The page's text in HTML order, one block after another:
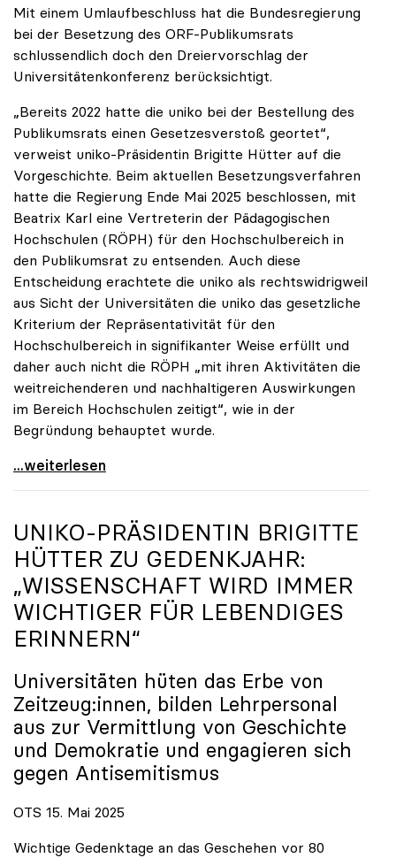
Mit einem Umlaufbeschluss hat die Bundesregierung
bei der Besetzung des ORF-Publikumsrats
schlussendlich doch den Dreiervorschlag der
Universitätenkonferenz berücksichtigt.
„Bereits 2022 hatte die uniko bei der Bestellung des
Publikumsrats einen Gesetzesverstoß geortet“,
verweist uniko-Präsidentin Brigitte Hütter auf die
Vorgeschichte. Beim aktuellen Besetzungsverfahren
hatte die Regierung Ende Mai 2025 beschlossen, mit
Beatrix Karl eine Vertreterin der Pädagogischen
Hochschulen (RÖPH) für den Hochschulbereich in
den Publikumsrat zu entsenden. Auch diese
Entscheidung erachtete die uniko als rechtswidrigweil
aus Sicht der Universitäten die uniko das gesetzliche
Kriterium der Repräsentativität für den
Hochschulbereich in signifikanter Weise erfüllt und
daher auch nicht die RÖPH „mit ihren Aktivitäten die
weitreichenderen und nachhaltigeren Auswirkungen
im Bereich Hochschulen zeitigt“, wie in der
Begründung behauptet wurde.
ORF-Publikumsrat: Regierung entsendet nun doch
...weiterlesen
UNIKO-PRÄSIDENTIN BRIGITTE
HÜTTER ZU GEDENKJAHR:
„WISSENSCHAFT WIRD IMMER
WICHTIGER FÜR LEBENDIGES
ERINNERN“
Universitäten hüten das Erbe von
Zeitzeug:innen, bilden Lehrpersonal
aus zur Vermittlung von Geschichte
und Demokratie und engagieren sich
gegen Antisemitismus
OTS 15. Mai 2025
Wichtige Gedenktage an das Geschehen vor 80